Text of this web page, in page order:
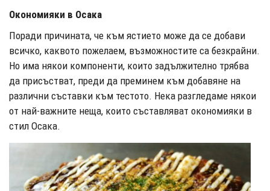
Окономияки в Осака
Поради причината, че към ястието може да се добави
всичко, каквото пожелаем, възможностите са безкрайни.
Но има някои компоненти, които задължително трябва
да присъстват, преди да преминем към добавяне на
различни съставки към тестото. Нека разгледаме някои
от най-важните неща, които съставляват окономияки в
стил Осака.